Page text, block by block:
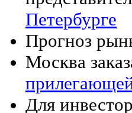
Петербурге
Прогноз
Москва
Для